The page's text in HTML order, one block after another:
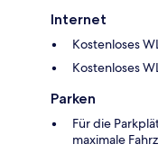
Internet
Kostenloses
Kostenloses
Parken
Für die
maximale